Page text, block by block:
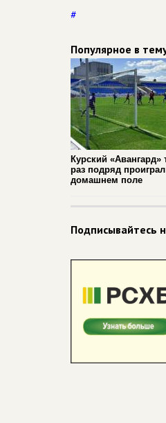
#
Популярное в
Курский «Авангард»
раз подряд
домашнем поле
Подписывайтесь